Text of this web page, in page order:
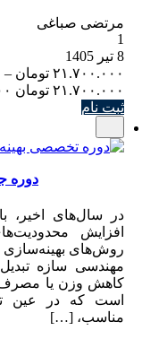
مرتضی صباغی
1
8 تیر 1405
۲۱.۷۰۰.۰۰۰ تومان –
۲۱.۷۰۰.۰۰۰ تومان through ۲۳.۷۰۰.۰۰۰ تومان
ثبت نام
دوره
در سال‌های اخیر،
افزایش
روش‌های بهینه‌سازی
مهندسی سازه
کاهش وزن یا
است که در عین
مناسب، […]